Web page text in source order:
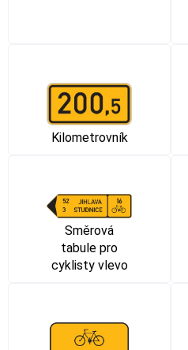
Kilometrovník
Směrová
tabule pro
cyklisty vlevo